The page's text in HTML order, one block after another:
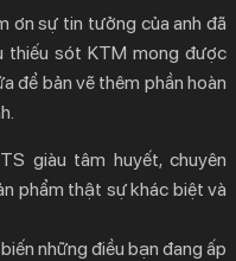
ơn sự tin tưởng của anh đã
thiếu sót KTM mong được
để bản vẽ thêm phần hoàn
giàu tâm huyết, chuyên
phẩm thật sự khác biệt và
những điều bạn đang ấp